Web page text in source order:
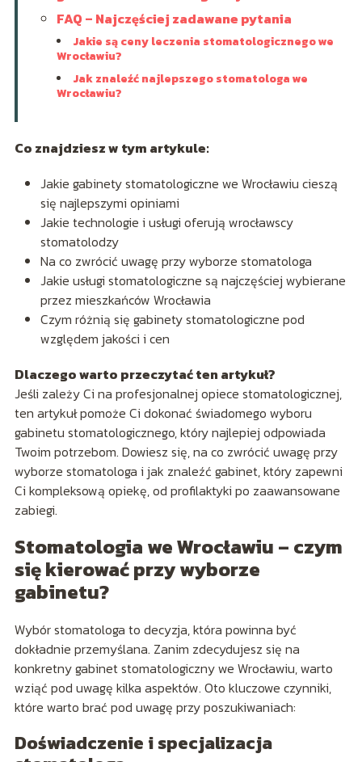
FAQ – Najczęściej zadawane pytania
Jakie są ceny leczenia stomatologicznego we
Wrocławiu?
Jak znaleźć najlepszego stomatologa we
Wrocławiu?
Co znajdziesz w tym artykule:
Jakie gabinety stomatologiczne we Wrocławiu cieszą
się najlepszymi opiniami
Jakie technologie i usługi oferują wrocławscy
stomatolodzy
Na co zwrócić uwagę przy wyborze stomatologa
Jakie usługi stomatologiczne są najczęściej wybierane
przez mieszkańców Wrocławia
Czym różnią się gabinety stomatologiczne pod
względem jakości i cen
Dlaczego warto przeczytać ten artykuł?
Jeśli zależy Ci na profesjonalnej opiece stomatologicznej,
ten artykuł pomoże Ci dokonać świadomego wyboru
gabinetu stomatologicznego, który najlepiej odpowiada
Twoim potrzebom. Dowiesz się, na co zwrócić uwagę przy
wyborze stomatologa i jak znaleźć gabinet, który zapewni
Ci kompleksową opiekę, od profilaktyki po zaawansowane
zabiegi.
Stomatologia we Wrocławiu – czym
się kierować przy wyborze
gabinetu?
Wybór stomatologa to decyzja, która powinna być
dokładnie przemyślana. Zanim zdecydujesz się na
konkretny gabinet stomatologiczny we Wrocławiu, warto
wziąć pod uwagę kilka aspektów. Oto kluczowe czynniki,
które warto brać pod uwagę przy poszukiwaniach:
Doświadczenie i specjalizacja